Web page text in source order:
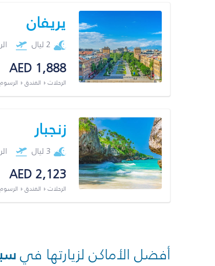
يريفان
2 ليال
AED 1,888
الرحلات + الفندق +
زنجبار
3 ليال
AED 2,123
الرحلات + الفندق +
أفضل الأماكن لزيارتها في